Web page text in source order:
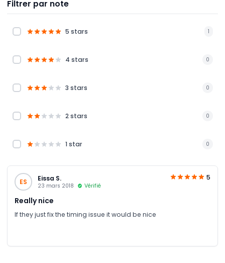
Filtrer par note
5 stars 1
4 stars 0
3 stars 0
2 stars 0
1 star 0
ES Eissa S.
23 mars 2018 Vérifié
5
Really nice
If they just fix the timing issue it would be nice